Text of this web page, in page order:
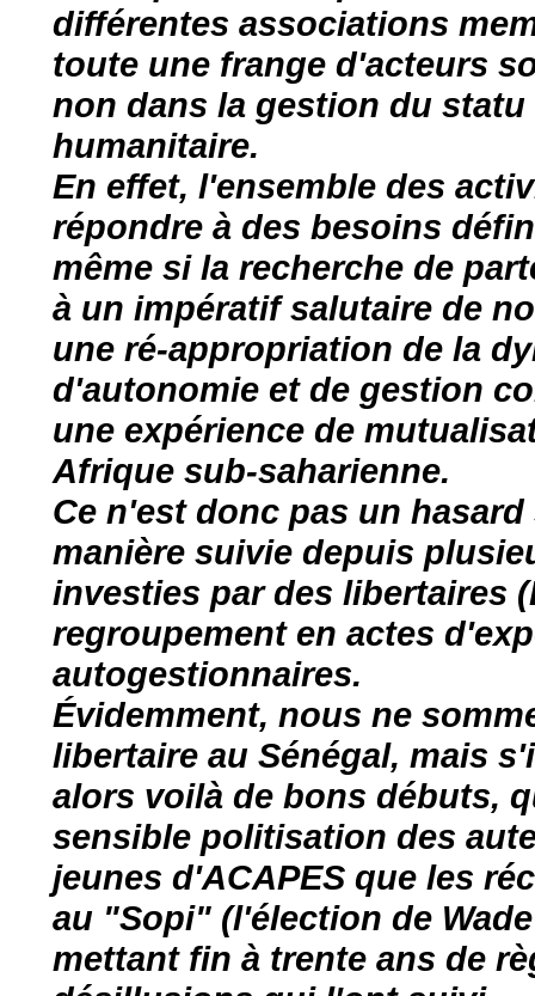
différentes associations
toute une frange d'acteurs
non dans la gestion du
humanitaire.
En effet, l'ensemble des
répondre à des besoins
même si la recherche de
à un impératif salutaire de
une ré-appropriation de la
d'autonomie et de gestion
une expérience de
Afrique sub-saharienne.
Ce n'est donc pas un
manière suivie depuis
investies par des libertaires
regroupement en actes
autogestionnaires.
Évidemment, nous ne
libertaire au Sénégal, mais
alors voilà de bons débuts,
sensible politisation des
jeunes d'ACAPES que les
au "Sopi" (l'élection de
mettant fin à trente ans de